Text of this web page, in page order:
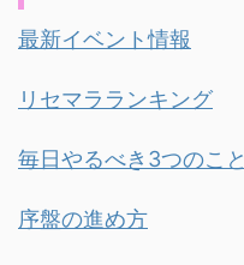
最新イベント情報
リセマラランキング
毎日やるべき3つのこと
序盤の進め方